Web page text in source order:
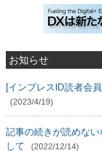
お知らせ
[インプレスID読者会
(2023/4/19)
記事の続きが読めな
して
(2022/12/14)